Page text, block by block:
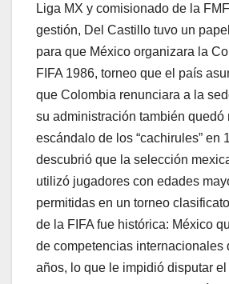
Liga MX y comisionado de la
gestión, Del Castillo tuvo un
para que México organizara la
FIFA 1986, torneo que el país
que Colombia renunciara a la
su administración también quedó
escándalo de los “cachirules” en
descubrió que la selección
utilizó jugadores con edades
permitidas en un torneo
de la FIFA fue histórica: México
de competencias internacionales
años, lo que le impidió disputar